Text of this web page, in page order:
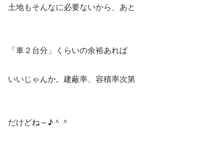
土地もそんなに必要ないから、あと
「車２台分」くらいの余裕あれば
いいじゃんか。建蔽率、容積率次第
だけどね～♪＾＾